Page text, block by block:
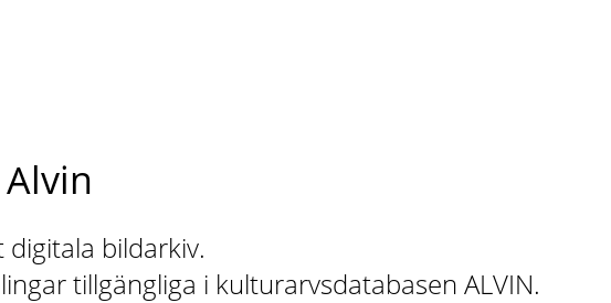
bildarkiv.
tillgängliga i kulturarvsdatabasen ALVIN.